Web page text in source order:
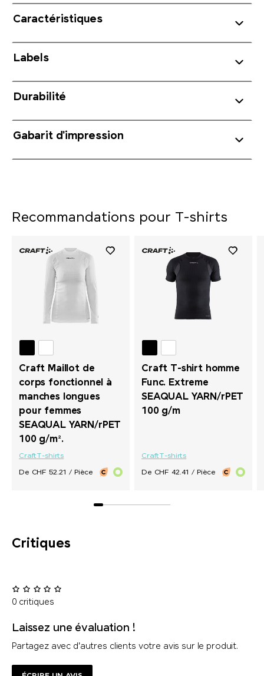
Caractéristiques
Labels
Durabilité
Gabarit d'impression
Recommandations pour T-shirts
Craft Maillot de
corps fonctionnel à
manches longues
pour femmes
SEAQUAL YARN/rPET
100 g/m².
CraftT-shirts
De CHF 52.21 / Pièce
Craft T-shirt homme
Func. Extreme
SEAQUAL YARN/rPET
100 g/m
CraftT-shirts
De CHF 42.41 / Pièce
Critiques
0 critiques
Laissez une évaluation !
Partagez avec d'autres clients votre avis sur le produit.